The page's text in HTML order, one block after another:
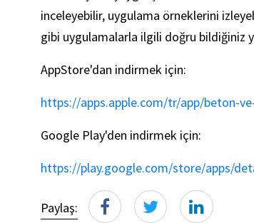
inceleyebilir, uygulama örneklerini
gibi uygulamalarla ilgili doğru bildiğiniz
AppStore'dan indirmek için:
https://apps.apple.com/tr/app/beton-
Google Play'den indirmek için:
https://play.google.com/store/apps/
Paylaş: